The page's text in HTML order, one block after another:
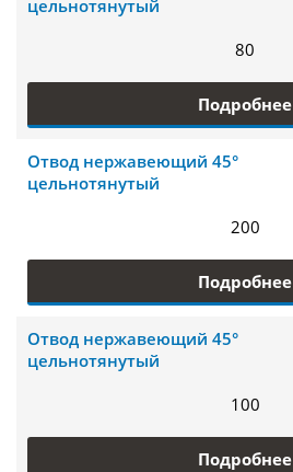
цельнотянутый
80
Подробнее
Отвод нержавеющий 45°
цельнотянутый
200
Подробнее
Отвод нержавеющий 45°
цельнотянутый
100
Подробнее